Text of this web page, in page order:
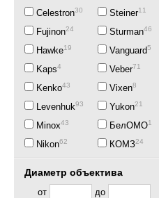
Celestron30
Fujinon24
Hawke19
Kaps4
Kenko43
Levenhuk93
Minox43
Nikon62
Steiner11
Sturman46
Vanguard5
Veber71
Vixen8
Yukon21
БелОМО1
КОМЗ24
Диаметр объектива
от до